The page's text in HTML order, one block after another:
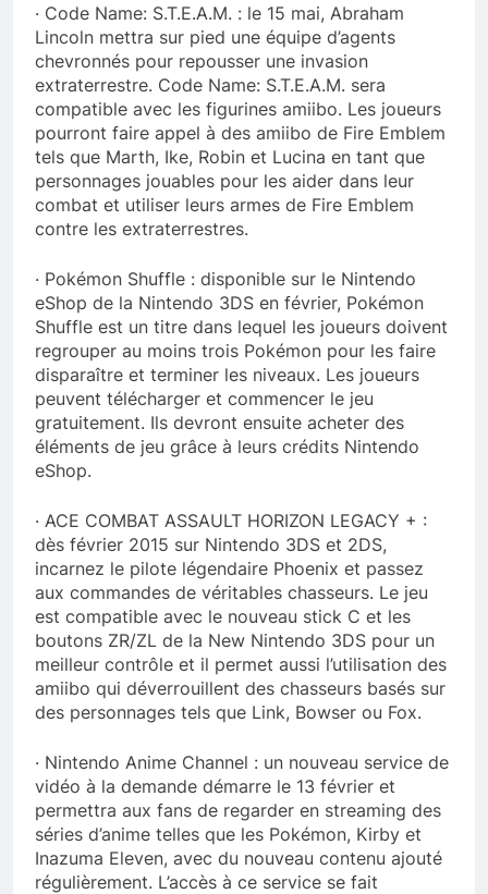
· Code Name: S.T.E.A.M. : le 15 mai, Abraham
Lincoln mettra sur pied une équipe d’agents
chevronnés pour repousser une invasion
extraterrestre. Code Name: S.T.E.A.M. sera
compatible avec les figurines amiibo. Les joueurs
pourront faire appel à des amiibo de Fire Emblem
tels que Marth, Ike, Robin et Lucina en tant que
personnages jouables pour les aider dans leur
combat et utiliser leurs armes de Fire Emblem
contre les extraterrestres.
· Pokémon Shuffle : disponible sur le Nintendo
eShop de la Nintendo 3DS en février, Pokémon
Shuffle est un titre dans lequel les joueurs doivent
regrouper au moins trois Pokémon pour les faire
disparaître et terminer les niveaux. Les joueurs
peuvent télécharger et commencer le jeu
gratuitement. Ils devront ensuite acheter des
éléments de jeu grâce à leurs crédits Nintendo
eShop.
· ACE COMBAT ASSAULT HORIZON LEGACY + :
dès février 2015 sur Nintendo 3DS et 2DS,
incarnez le pilote légendaire Phoenix et passez
aux commandes de véritables chasseurs. Le jeu
est compatible avec le nouveau stick C et les
boutons ZR/ZL de la New Nintendo 3DS pour un
meilleur contrôle et il permet aussi l’utilisation des
amiibo qui déverrouillent des chasseurs basés sur
des personnages tels que Link, Bowser ou Fox.
· Nintendo Anime Channel : un nouveau service de
vidéo à la demande démarre le 13 février et
permettra aux fans de regarder en streaming des
séries d’anime telles que les Pokémon, Kirby et
Inazuma Eleven, avec du nouveau contenu ajouté
régulièrement. L’accès à ce service se fait